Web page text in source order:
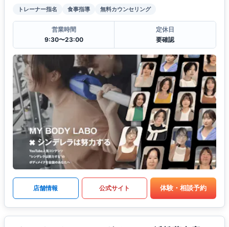
トレーナー指名 食事指導 無料カウンセリング
営業時間
9:30〜23:00
定休日
要確認
店舗情報 公式サイト 体験・相談予約